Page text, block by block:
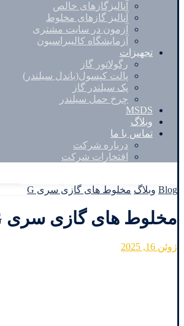
آنالیزگازهای خالص
آنالیز گازهای مخلوط
آزمون در سایت مشتری
آزمایشگاه کالیبراسیون
تجهیزات
رگولاتور گاز
پالت کپسول(باندل سیلندر)
پک سیلندر گاز
چرخ حمل سیلندر
MSDS
وبلاگ
تماس با ما
درباره شرکت
افتخارات شرکت
Blog وبلاگ مخلوط های گازی سری G
مخلوط های گازی سری G
ژوئن 16, 2025